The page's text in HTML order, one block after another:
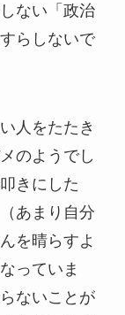
ない「政治
らしないで
人をたたき
のようでし
きにした
あまり自分
を晴らすよ
っていま
ないことが